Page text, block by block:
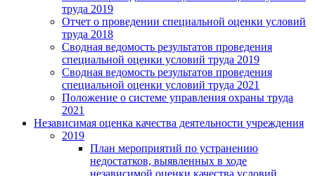
труда 2019
Отчет о проведении специальной оценки условий
труда 2018
Сводная ведомость результатов проведения
специальной оценки условий труда 2019
Сводная ведомость результатов проведения
специальной оценки условий труда 2021
Положение о системе управления охраны труда
2021
Независимая оценка качества деятельности учреждения
2019
План мероприятий по устранению
недостатков, выявленных в ходе
независимой оценки качества условий